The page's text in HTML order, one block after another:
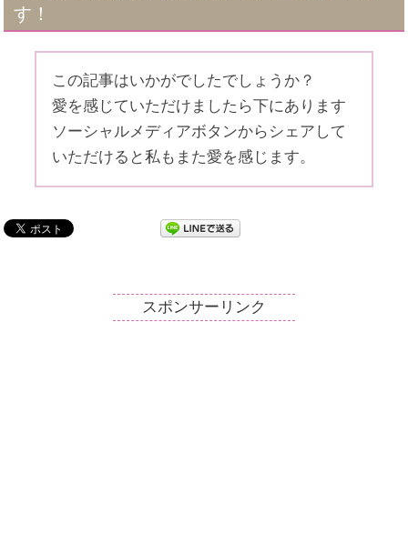
す！
この記事はいかがでしたでしょうか？
愛を感じていただけましたら下にあります
ソーシャルメディアボタンからシェアして
いただけると私もまた愛を感じます。
スポンサーリンク